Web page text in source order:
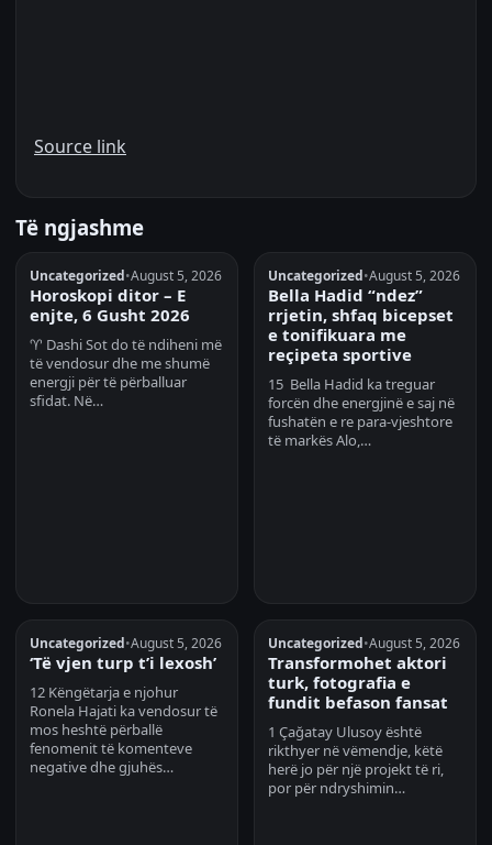
Source link
Të ngjashme
Uncategorized•August 5, 2026
Horoskopi ditor – E
enjte, 6 Gusht 2026
♈ Dashi Sot do të ndiheni më
të vendosur dhe me shumë
energji për të përballuar
sfidat. Në…
Uncategorized•August 5, 2026
Bella Hadid “ndez”
rrjetin, shfaq bicepset
e tonifikuara me
reçipeta sportive
15 Bella Hadid ka treguar
forcën dhe energjinë e saj në
fushatën e re para-vjeshtore
të markës Alo,…
Uncategorized•August 5, 2026
‘Të vjen turp t’i lexosh’
12 Këngëtarja e njohur
Ronela Hajati ka vendosur të
mos heshtë përballë
fenomenit të komenteve
negative dhe gjuhës…
Uncategorized•August 5, 2026
Transformohet aktori
turk, fotografia e
fundit befason fansat
1 Çağatay Ulusoy është
rikthyer në vëmendje, këtë
herë jo për një projekt të ri,
por për ndryshimin…